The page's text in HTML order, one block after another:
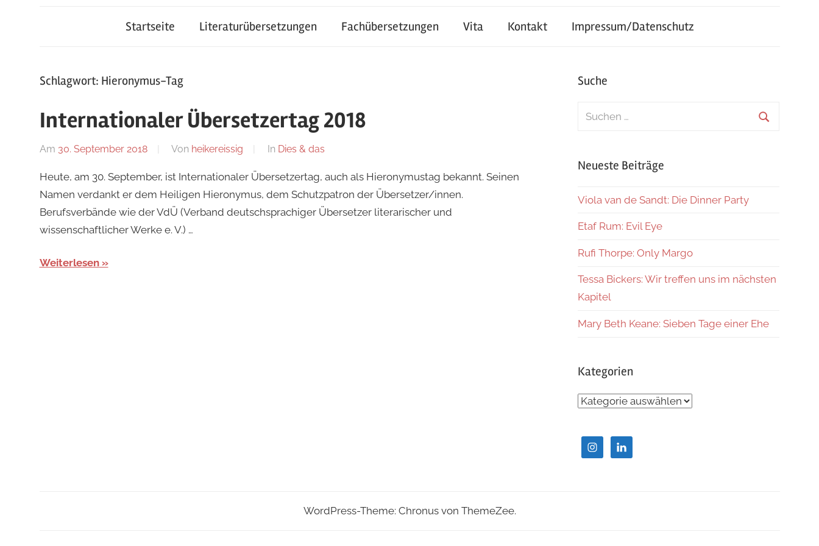
Startseite Literaturübersetzungen Fachübersetzungen Vita Kontakt Impressum/Datenschutz
Schlagwort: Hieronymus-Tag
Internationaler Übersetzertag 2018
Am 30. September 2018 Von heikereissig In Dies & das
Heute, am 30. September, ist Internationaler Übersetzertag, auch als Hieronymustag bekannt. Seinen
Namen verdankt er dem Heiligen Hieronymus, dem Schutzpatron der Übersetzer/innen.
Berufsverbände wie der VdÜ (Verband deutschsprachiger Übersetzer literarischer und
wissenschaftlicher Werke e. V.) …
Weiterlesen
Suche
Suchen
Neueste Beiträge
Viola van de Sandt: Die Dinner Party
Etaf Rum: Evil Eye
Rufi Thorpe: Only Margo
Tessa Bickers: Wir treffen uns im nächsten
Kapitel
Mary Beth Keane: Sieben Tage einer Ehe
Kategorien
Kategorien
WordPress-Theme: Chronus von ThemeZee.